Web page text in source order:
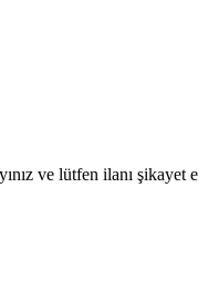
ve lütfen ilanı